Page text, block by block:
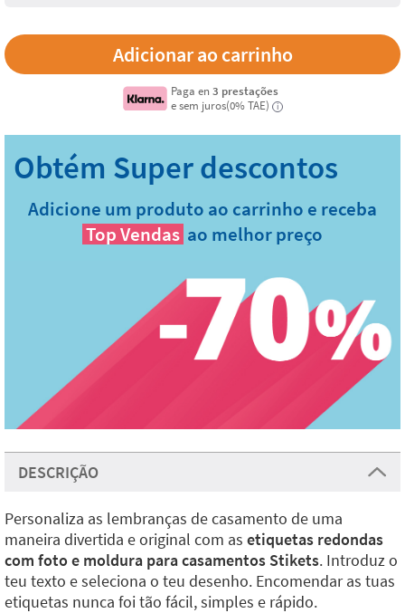
Paga en3 prestações
e sem juros(0% TAE)
i
Adicione um produto ao carrinho e receba
Top Vendas ao melhor preço
DESCRIÇÃO
Personaliza as lembranças de casamento de uma
maneira divertida e original com as etiquetas redondas
com foto e moldura para casamentos Stikets. Introduz o
teu texto e seleciona o teu desenho. Encomendar as tuas
etiquetas nunca foi tão fácil, simples e rápido.